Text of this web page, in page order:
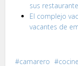
sus
El complejo
vacantes de
camarero